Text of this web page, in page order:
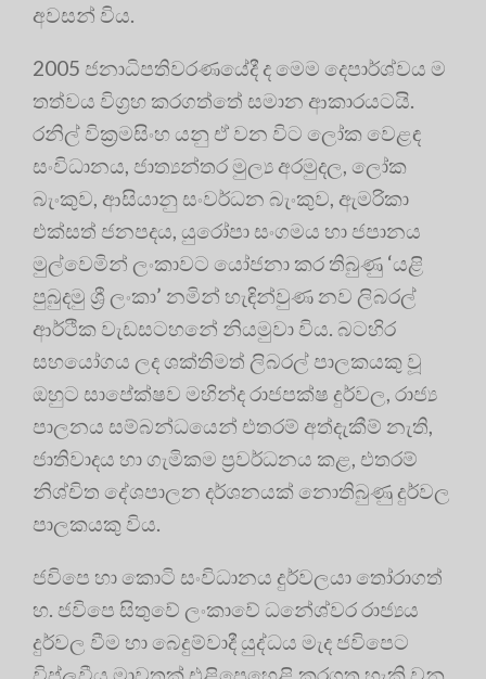
අවසන් විය.
2005 ජනාධිපතිවරණයේදී ද මෙම දෙපාර්ශ්වය ම
තත්වය විග්‍රහ කරගත්තේ සමාන ආකාරයටයි.
රනිල් වික්‍රමසිංහ යනු ඒ වන විට ලෝක වෙළඳ
සංවිධානය, ජාත්‍යන්තර මුල්‍ය අරමුදල, ලෝක
බැංකුව, ආසියානු සංවර්ධන බැංකුව, ඇමරිකා
එක්සත් ජනපදය, යුරෝපා සංගමය හා ජපානය
මුල්වෙමින් ලංකාවට යෝජනා කර තිබුණු ‘යළි
පුබුදමු ශ්‍රී ලංකා’ නමින් හැඳින්වුණ නව ලිබරල්
ආර්ථික වැඩසටහනේ නියමුවා විය. බටහිර
සහයෝගය ලද ශක්තිමත් ලිබරල් පාලකයකු වූ
ඔහුට සාපේක්ෂව මහින්ද රාජපක්ෂ දුර්වල, රාජ්‍ය
පාලනය සම්බන්ධයෙන් එතරම් අත්දැකීම් නැති,
ජාතිවාදය හා ගැමිකම ප්‍රවර්ධනය කළ, එතරම්
නිශ්චිත දේශපාලන දර්ශනයක් නොතිබුණු දුර්වල
පාලකයකු විය.
ජවිපෙ හා කොටි සංවිධානය දුර්වලයා තෝරාගත්
හ. ජවිපෙ සිතුවේ ලංකාවේ ධනේශ්වර රාජ්‍යය
දුර්වල වීම හා බෙදුම්වාදී යුද්ධය මැද ජවිපෙට
විප්ලවීය මාවතක් එළිපෙහෙළි කරගත හැකි වනු